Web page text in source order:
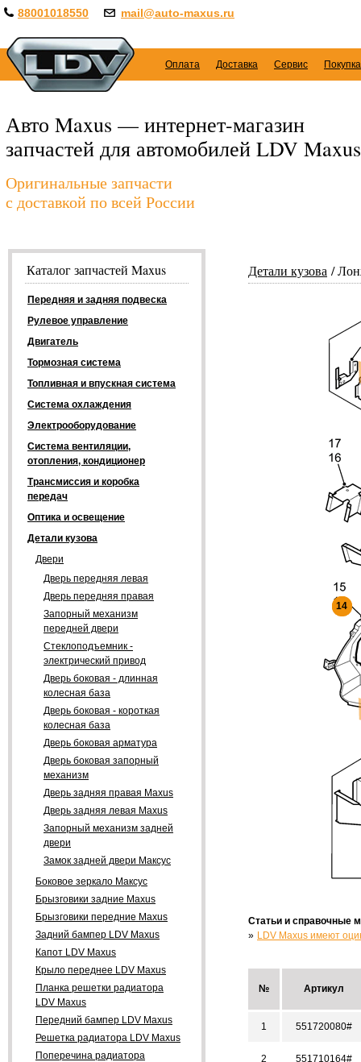
88001018550 mail@auto-maxus.ru
Оплата Доставка Сервис
Авто Maxus — интернет-магазин
запчастей для автомобилей LDV Maxus
Оригинальные запчасти
с доставкой по всей России
Детали кузова
14
14
Статьи и справочные
LDV Maxus имеют
№ Артикул
1 551720080#
2 551710164#
Каталог запчастей Maxus
Передняя и задняя подвеска
Рулевое управление
Двигатель
Тормозная система
Топливная и впускная система
Система охлаждения
Электрооборудование
Система вентиляции,
отопления, кондиционер
Трансмиссия и коробка
передач
Оптика и освещение
Детали кузова
Двери
Дверь передняя левая
Дверь передняя правая
Запорный механизм
передней двери
Стеклоподъемник -
электрический привод
Дверь боковая - длинная
колесная база
Дверь боковая - короткая
колесная база
Дверь боковая арматура
Дверь боковая запорный
механизм
Дверь задняя правая Maxus
Дверь задняя левая Maxus
Запорный механизм задней
двери
Замок задней двери Максус
Боковое зеркало Максус
Брызговики задние Maxus
Брызговики передние Maxus
Задний бампер LDV Maxus
Капот LDV Maxus
Крыло переднее LDV Maxus
Планка решетки радиатора
LDV Maxus
Передний бампер LDV Maxus
Решетка радиатора LDV Maxus
Поперечина радиатора